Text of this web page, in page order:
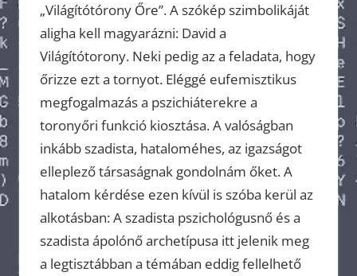
„Világítótórony Őre”. A szókép szimbolikáját
aligha kell magyarázni: David a
Világítótorony. Neki pedig az a feladata, hogy
őrizze ezt a tornyot. Eléggé eufemisztikus
megfogalmazás a pszichiáterekre a
toronyőri funkció kiosztása. A valóságban
inkább szadista, hataloméhes, az igazságot
elleplező társaságnak gondolnám őket. A
hatalom kérdése ezen kívül is szóba kerül az
alkotásban: A szadista pszichológusnő és a
szadista ápolónő archetípusa itt jelenik meg
a legtisztábban a témában eddig fellelhető